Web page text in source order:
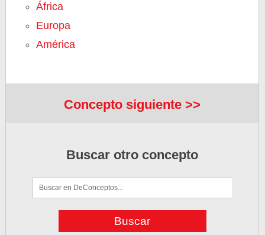
África
Europa
América
Concepto siguiente >>
Buscar otro concepto